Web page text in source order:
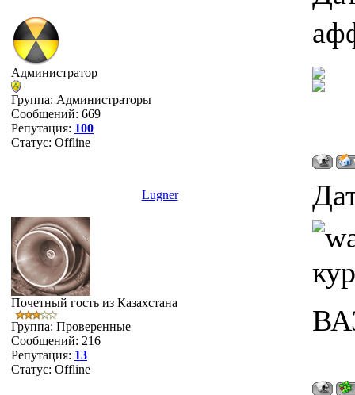
Администратор
Группа: Администраторы
Сообщений: 669
Репутация: 100
Статус: Offline
Lugner
Почетный гость из Казахстана
Группа: Проверенные
Сообщений: 216
Репутация: 13
Статус: Offline